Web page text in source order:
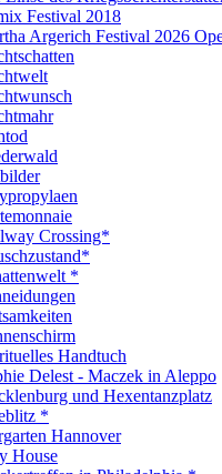
Festival 2018
Argerich Festival 2026
Crossing*
*
Handtuch
Delest - Maczek in Aleppo
und Hexentanzplatz
*
Hannover
House